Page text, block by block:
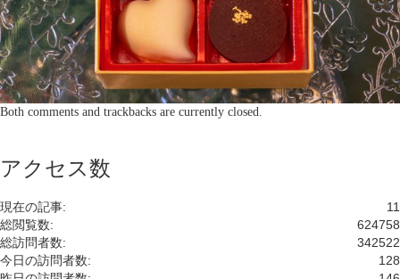
Both comments and trackbacks are currently closed.
アクセス数
11
現在の記事:
624758
総閲覧数:
342522
総訪問者数:
128
今日の訪問者数: